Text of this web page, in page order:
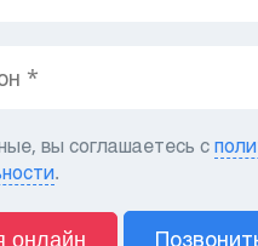
вы соглашаетесь с
.
онлайн